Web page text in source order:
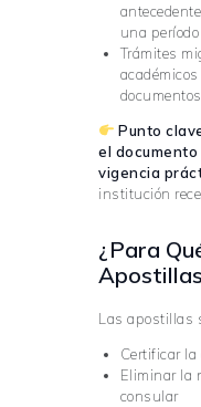
una
Trámites
Punto
el
vigencia
institución
¿Para
Las apostillas
Certificar
Eliminar la
consular